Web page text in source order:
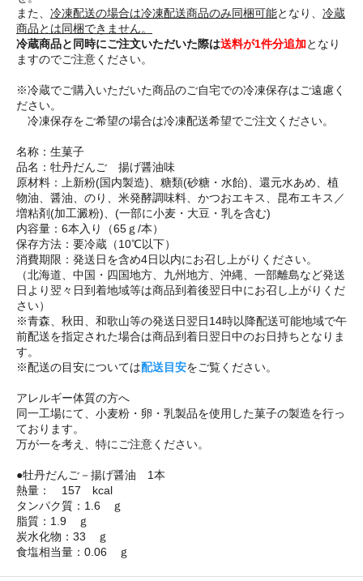
また、 冷凍配送の場合は冷凍配送商品のみ同梱可能となり、 冷蔵
商品とは同梱できません。
冷蔵商品と同時にご注文いただいた際は送料が1件分追加となり
ますのでご注意ください。
※冷蔵でご購入いただいた商品のご自宅での冷凍保存はご遠慮く
ださい。
冷凍保存をご希望の場合は冷凍配送希望でご注文ください。
名称：生菓子
品名：牡丹だんご 揚げ醤油味
原材料：上新粉(国内製造)、糖類(砂糖・水飴)、還元水あめ、植
物油、醤油、のり、米発酵調味料、かつおエキス、昆布エキス／
増粘剤(加工澱粉)、(一部に小麦・大豆・乳を含む)
内容量：6本入り（65ｇ/本）
保存方法：要冷蔵（10℃以下）
消費期限：発送日を含め4日以内にお召し上がりください。
（北海道、中国・四国地方、九州地方、沖縄、一部離島など発送
日より翌々日到着地域等は商品到着後翌日中にお召し上がりくだ
さい）
※青森、秋田、和歌山等の発送日翌日14時以降配送可能地域で午
前配送を指定された場合は商品到着日翌日中のお日持ちとなりま
す。
※配送の目安については配送目安をご覧ください。
アレルギー体質の方へ
同一工場にて、小麦粉・卵・乳製品を使用した菓子の製造を行っ
ております。
万が一を考え、特にご注意ください。
●牡丹だんご－揚げ醤油 1本
熱量： 157 kcal
タンパク質：1.6 ｇ
脂質：1.9 ｇ
炭水化物：33 ｇ
食塩相当量：0.06 ｇ